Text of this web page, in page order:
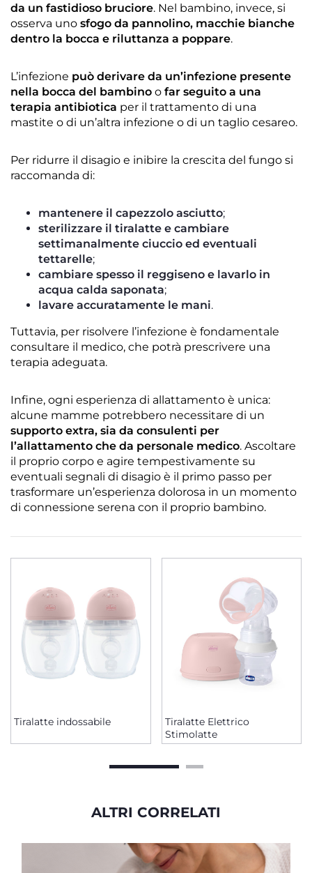
da un fastidioso bruciore. Nel bambino, invece, si
osserva uno sfogo da pannolino, macchie bianche
dentro la bocca e riluttanza a poppare.
L’infezione può derivare da un’infezione presente
nella bocca del bambino o far seguito a una
terapia antibiotica per il trattamento di una
mastite o di un’altra infezione o di un taglio cesareo.
Per ridurre il disagio e inibire la crescita del fungo si
raccomanda di:
mantenere il capezzolo asciutto;
sterilizzare il tiralatte e cambiare
settimanalmente ciuccio ed eventuali
tettarelle;
cambiare spesso il reggiseno e lavarlo in
acqua calda saponata;
lavare accuratamente le mani.
Tuttavia, per risolvere l’infezione è fondamentale
consultare il medico, che potrà prescrivere una
terapia adeguata.
Infine, ogni esperienza di allattamento è unica:
alcune mamme potrebbero necessitare di un
supporto extra, sia da consulenti per
l’allattamento che da personale medico. Ascoltare
il proprio corpo e agire tempestivamente su
eventuali segnali di disagio è il primo passo per
trasformare un’esperienza dolorosa in un momento
di connessione serena con il proprio bambino.
Tiralatte indossabile
Tiralatte Elettrico
Stimolatte
ALTRI CORRELATI